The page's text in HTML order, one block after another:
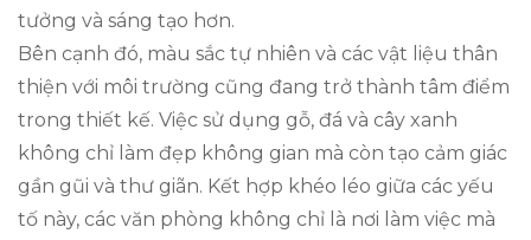
tưởng và sáng tạo hơn.
Bên cạnh đó, màu sắc tự nhiên và các vật liệu thân
thiện với môi trường cũng đang trở thành tâm điểm
trong thiết kế. Việc sử dụng gỗ, đá và cây xanh
không chỉ làm đẹp không gian mà còn tạo cảm giác
gần gũi và thư giãn. Kết hợp khéo léo giữa các yếu
tố này, các văn phòng không chỉ là nơi làm việc mà